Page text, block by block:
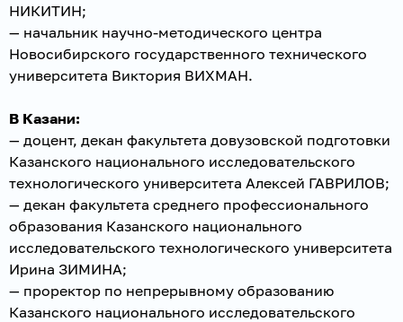
НИКИТИН;
— начальник научно-методического центра
Новосибирского государственного технического
университета Виктория ВИХМАН.
В Казани:
— доцент, декан факультета довузовской подготовки
Казанского национального исследовательского
технологического университета Алексей ГАВРИЛОВ;
— декан факультета среднего профессионального
образования Казанского национального
исследовательского технологического университета
Ирина ЗИМИНА;
— проректор по непрерывному образованию
Казанского национального исследовательского